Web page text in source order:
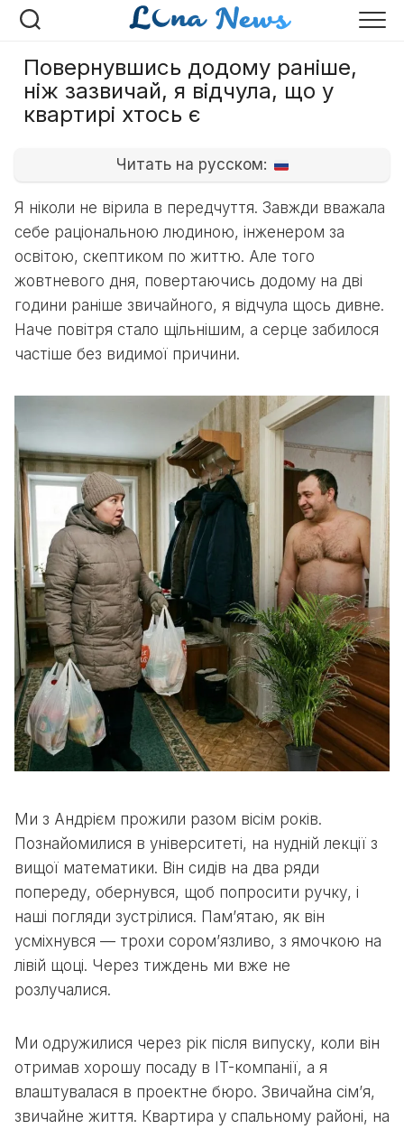
Перейти
Повернувшись додому раніше,
ніж зазвичай, я відчула, що у
квартирі хтось є
Читать на русском:
Я ніколи не вірила в передчуття. Завжди вважала
себе раціональною людиною, інженером за
освітою, скептиком по життю. Але того
жовтневого дня, повертаючись додому на дві
години раніше звичайного, я відчула щось дивне.
Наче повітря стало щільнішим, а серце забилося
частіше без видимої причини.
Ми з Андрієм прожили разом вісім років.
Познайомилися в університеті, на нудній лекції з
вищої математики. Він сидів на два ряди
попереду, обернувся, щоб попросити ручку, і
наші погляди зустрілися. Пам’ятаю, як він
усміхнувся — трохи сором’язливо, з ямочкою на
лівій щоці. Через тиждень ми вже не
розлучалися.
Ми одружилися через рік після випуску, коли він
отримав хорошу посаду в IT-компанії, а я
влаштувалася в проектне бюро. Звичайна сім’я,
звичайне життя. Квартира у спальному районі, на